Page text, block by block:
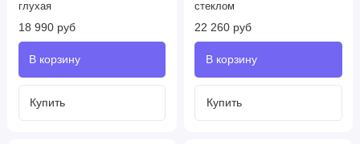
глухая
18 990 руб
стеклом
22 260 руб